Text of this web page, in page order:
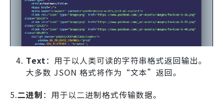
Text：用于以人类可读的字符串格式返回输出。
大多数 JSON 格式将作为“文本”返回。
5.二进制：用于以二进制格式传输数据。